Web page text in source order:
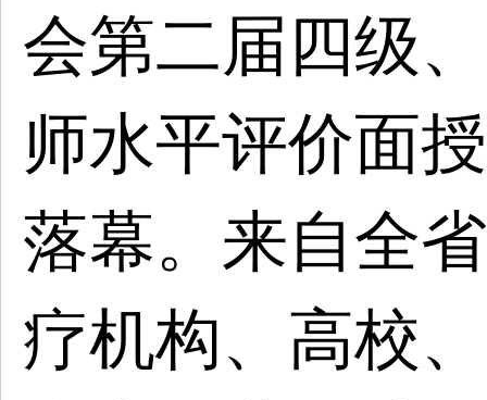
会第二届四级
师水平评价面
落幕。来自全
疗机构、高校